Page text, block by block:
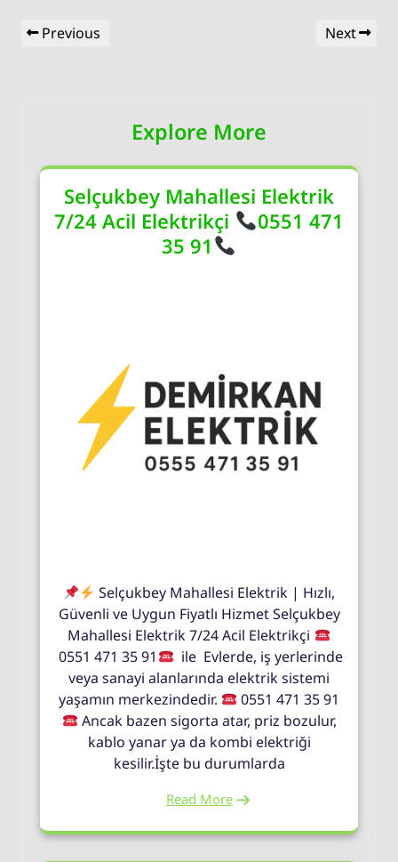
Yazı
gezinmesi
Previous
Previous
Next
Next
Explore More
Selçukbey Mahallesi Elektrik
7/24 Acil Elektrikçi
0551 471
35 91
Selçukbey Mahallesi Elektrik | Hızlı,
Güvenli ve Uygun Fiyatlı Hizmet Selçukbey
Mahallesi Elektrik 7/24 Acil Elektrikçi
0551 471 35 91
ile Evlerde, iş yerlerinde
veya sanayi alanlarında elektrik sistemi
yaşamın merkezindedir.
0551 471 35 91
Ancak bazen sigorta atar, priz bozulur,
kablo yanar ya da kombi elektriği
kesilir.İşte bu durumlarda
Read More